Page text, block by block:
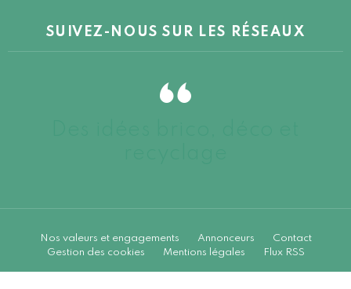
SUIVEZ-NOUS SUR LES RÉSEAUX
Nos valeurs et engagements Annonceurs
Contact
Gestion des cookies
Mentions légales Flux RSS